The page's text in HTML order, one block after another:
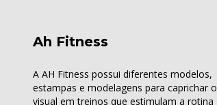
Ah Fitness
A AH Fitness possui diferentes modelos,
estampas e modelagens para caprichar o
visual em treinos que estimulam a rotina